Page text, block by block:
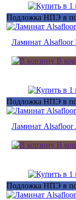
Подложка НПЭ в
Ламинат Alsafloor
В
Подложка НПЭ в
Ламинат Alsafloor
В
Подложка НПЭ в